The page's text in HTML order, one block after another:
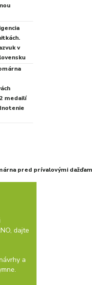
v
medailí
pred prívalovými
dajte
a